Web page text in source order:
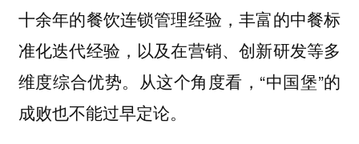
十余年的餐饮连锁管理经验，丰富的中餐标
准化迭代经验，以及在营销、创新研发等多
维度综合优势。从这个角度看，“中国堡”的
成败也不能过早定论。